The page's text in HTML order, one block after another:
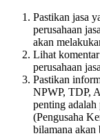
Pastikan jasa
perusahaan
akan
Lihat
perusahaan
Pastikan
NPWP, TDP,
penting adalah
(Pengusaha
bilamana akan